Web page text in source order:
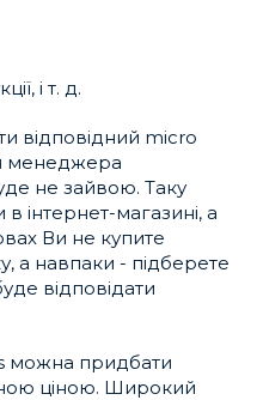
і т. д.
відповідний micro
менеджера
не зайвою. Таку
інтернет-магазині, а
Ви не купите
а навпаки - підберете
відповідати
можна придбати
ціною. Широкий